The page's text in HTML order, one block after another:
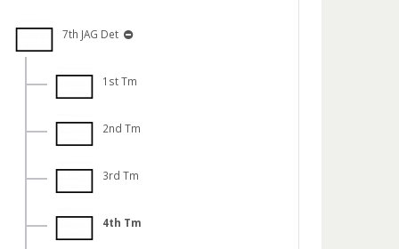
7th JAG Det
1st Tm
2nd Tm
3rd Tm
4th Tm